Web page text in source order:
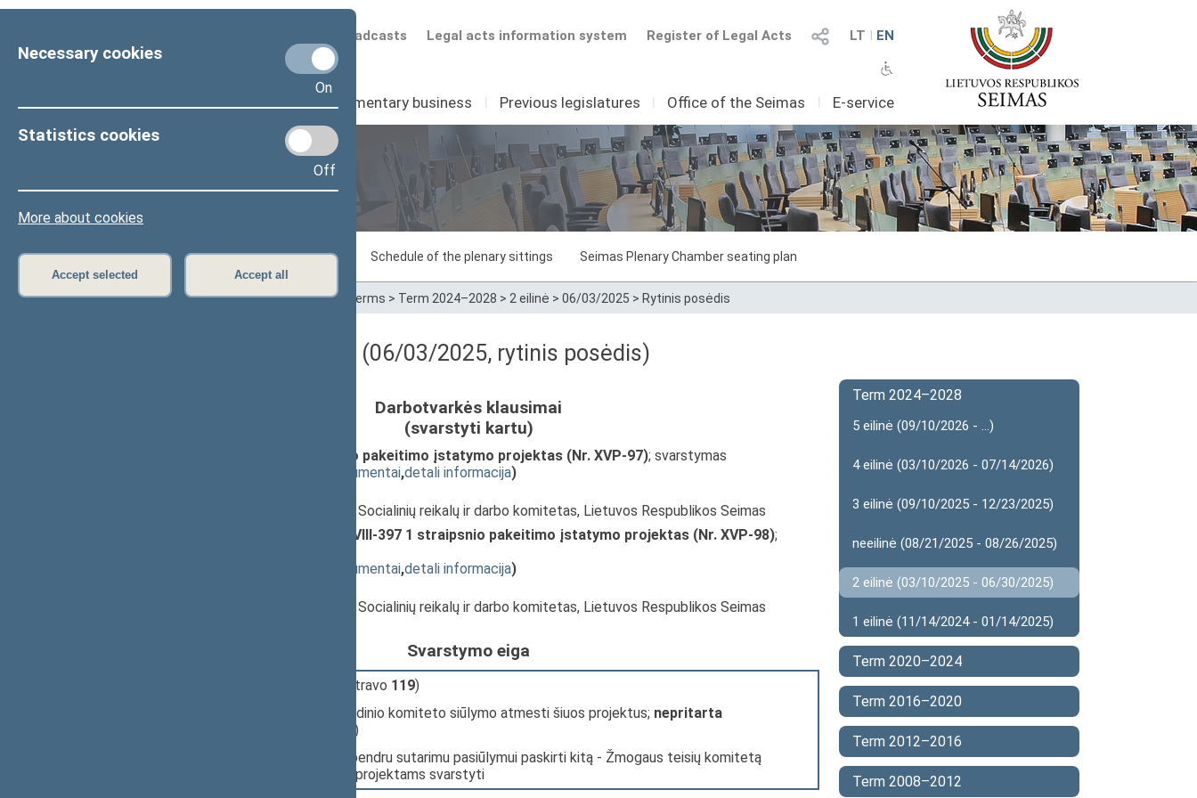
Necessary cookies
On
Statistics cookies
Off
More about cookies
Accept selected Accept all
LT I EN
Register of Legal Acts
Legal acts information system
Scheduled broadcasts
Seimas I Parliamentary business I Previous legislatures I Office of the Seimas I E-service
Sitting in progress Plenary sittings Schedule of the plenary sittings Seimas Plenary Chamber seating plan
Home>Plenary sittings>Parliamentary terms > Term 2024–2028 > 2 eilinė > 06/03/2025 > Rytinis posėdis
Darbotvarkės klausimas (06/03/2025, rytinis posėdis)
Darbotvarkės klausimai
(svarstyti kartu)
Darbo kodekso 123 straipsnio pakeitimo įstatymo projektas (Nr. XVP-97); svarstymas
susiję dokumentai,detali informacija)
, Komiteto narė, Socialinių reikalų ir darbo komitetas, Lietuvos Respublikos Seimas
Atmintinų dienų įstatymo Nr. VIII-397 1 straipsnio pakeitimo įstatymo projektas (Nr. XVP-98);
susiję dokumentai,detali informacija)
, Komiteto narė, Socialinių reikalų ir darbo komitetas, Lietuvos Respublikos Seimas
Svarstymo eiga
(užsiregistravo 119)
dėl pagrindinio komiteto siūlymo atmesti šiuos projektus; nepritarta
)
Įvyko balsavimas. Pritarta bendru sutarimu pasiūlymui paskirti kitą - Žmogaus teisių komitetą
pagrindiniu komitetu šiems projektams svarstyti
Term 2024–2028
5 eilinė (09/10/2026 - ...)
4 eilinė (03/10/2026 - 07/14/2026)
3 eilinė (09/10/2025 - 12/23/2025)
neeilinė (08/21/2025 - 08/26/2025)
2 eilinė (03/10/2025 - 06/30/2025)
1 eilinė (11/14/2024 - 01/14/2025)
Term 2020–2024
Term 2016–2020
Term 2012–2016
Term 2008–2012